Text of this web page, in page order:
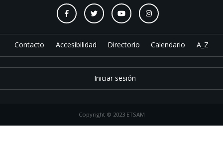
Contacto Accesibilidad Directorio Calendario A_Z
Iniciar sesión
Copyright © 2023 ETSAM